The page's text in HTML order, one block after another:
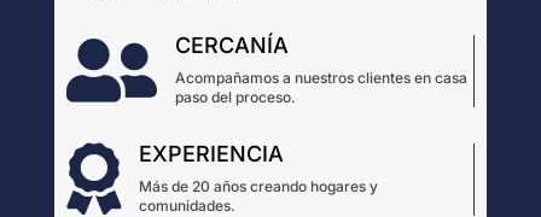
 CERCANÍA
Acompañamos a nuestros clientes en casa
paso del proceso.
 EXPERIENCIA
Más de 20 años creando hogares y
comunidades.